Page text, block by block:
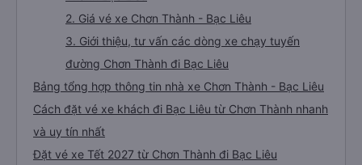
2. Giá vé xe Chơn Thành - Bạc Liêu
3. Giới thiệu, tư vấn các dòng xe chạy tuyến
đường Chơn Thành đi Bạc Liêu
Bảng tổng hợp thông tin nhà xe Chơn Thành - Bạc Liêu
Cách đặt vé xe khách đi Bạc Liêu từ Chơn Thành nhanh
và uy tín nhất
Đặt vé xe Tết 2027 từ Chơn Thành đi Bạc Liêu